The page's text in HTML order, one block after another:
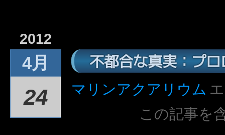
2012
4月
24
不都合な真実：プ
マリンアクアリウム
この記事を